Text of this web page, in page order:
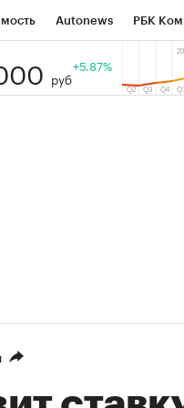
Autonews РБК
Тренды
руб
+5.87%